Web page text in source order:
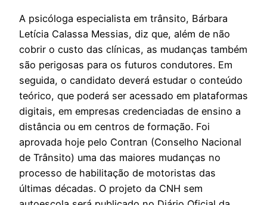
A psicóloga especialista em trânsito, Bárbara
Letícia Calassa Messias, diz que, além de não
cobrir o custo das clínicas, as mudanças também
são perigosas para os futuros condutores. Em
seguida, o candidato deverá estudar o conteúdo
teórico, que poderá ser acessado em plataformas
digitais, em empresas credenciadas de ensino a
distância ou em centros de formação. Foi
aprovada hoje pelo Contran (Conselho Nacional
de Trânsito) uma das maiores mudanças no
processo de habilitação de motoristas das
últimas décadas. O projeto da CNH sem